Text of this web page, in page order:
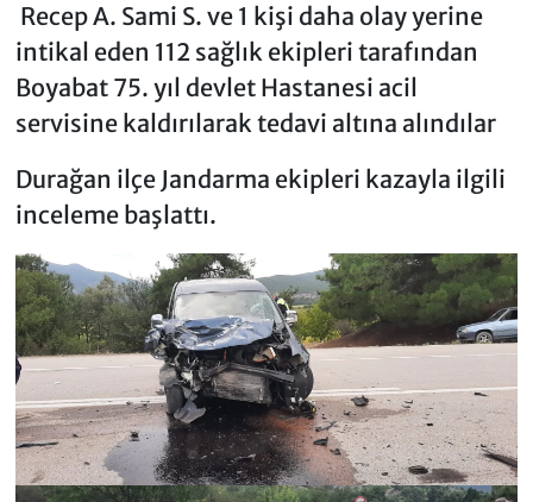
Recep A. Sami S. ve 1 kişi daha olay yerine
intikal eden 112 sağlık ekipleri tarafından
Boyabat 75. yıl devlet Hastanesi acil
servisine kaldırılarak tedavi altına alındılar
Durağan ilçe Jandarma ekipleri kazayla ilgili
inceleme başlattı.